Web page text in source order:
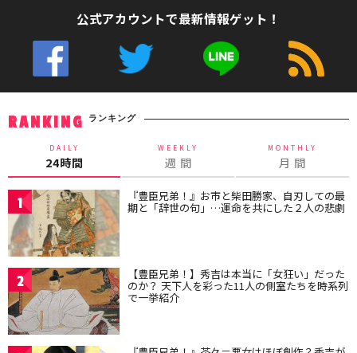
公式アカウントで最新情報ゲット！
RANKING ランキング
DAILY
24時間
WEEKLY
週 間
MONTHLY
月 間
1 『豊臣兄弟！』お市と柴田勝家、自刃しての最
期と「辞世の句」…運命を共にした２人の悲劇
2 【豊臣兄弟！】秀吉は本当に「女狂い」だった
のか？ 天下人を彩った11人の側室たちを時系列
で一挙紹介